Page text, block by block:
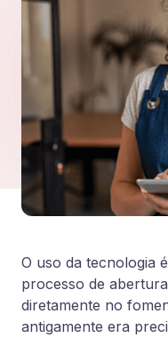
O uso da tecnologia
processo de
diretamente no
antigamente era